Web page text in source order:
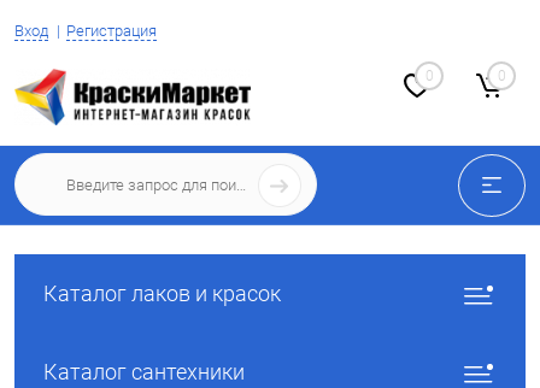
Вход Регистрация
0 0
Каталог лаков и красок
Каталог сантехники